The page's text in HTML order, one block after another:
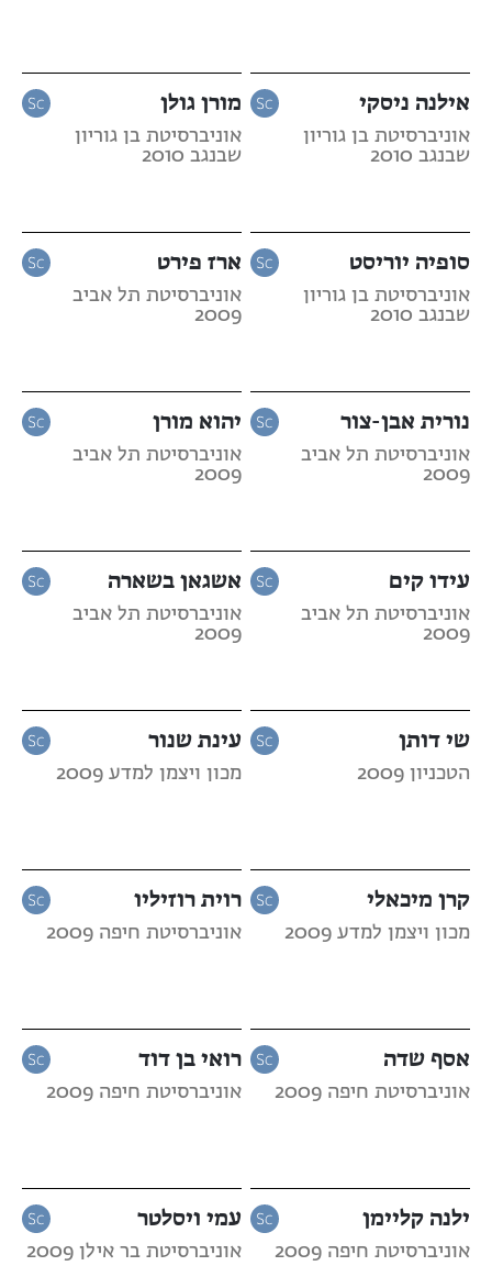
אילנה ניסקי
אוניברסיטת בן גוריון
שבנגב 2010
מורן גולן
אוניברסיטת בן גוריון
שבנגב 2010
סופיה יוריסט
אוניברסיטת בן גוריון
שבנגב 2010
ארז פירט
אוניברסיטת תל אביב
2009
נורית אבן-צור
אוניברסיטת תל אביב
2009
יהוא מורן
אוניברסיטת תל אביב
2009
עידו קים
אוניברסיטת תל אביב
2009
אשגאן בשארה
אוניברסיטת תל אביב
2009
שי דותן
הטכניון 2009
עינת שנור
מכון ויצמן למדע 2009
קרן מיכאלי
מכון ויצמן למדע 2009
רוית רוזיליו
אוניברסיטת חיפה 2009
אסף שדה
אוניברסיטת חיפה 2009
רואי בן דוד
אוניברסיטת חיפה 2009
ילנה קליימן
אוניברסיטת חיפה 2009
עמי ויסלטר
אוניברסיטת בר אילן 2009